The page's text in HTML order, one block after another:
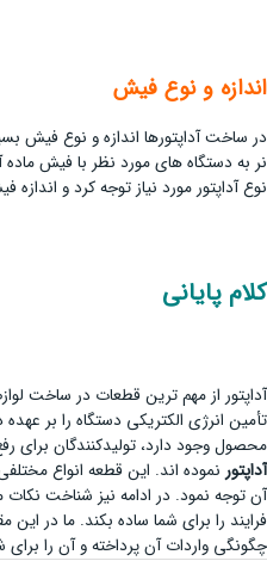
اندازه و نوع فیش
در ساخت آداپتورها اندازه و نوع فیش
نر به دستگاه های مورد نظر با فیش ماده
نوع آداپتور مورد نیاز توجه کرد و
کلام پایانی
آداپتور از مهم ترین قطعات در ساخت
تأمین انرژی الکتریکی دستگاه را بر
محصول وجود دارد، تولیدکنندگان برای
آداپتورنموده اند. این قطعه انواع
آن توجه نمود. در ادامه نیز شناخت نکات
فرایند را برای شما ساده بکند. ما در
چگونگی واردات آن پرداخته و آن را برای